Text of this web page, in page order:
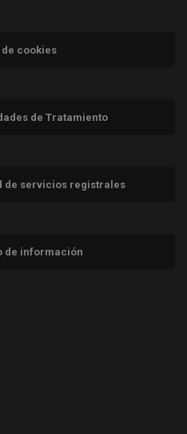
cookies
de Tratamiento
de servicios registrales
de información